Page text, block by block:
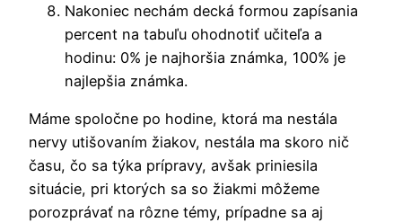
Nakoniec nechám decká formou zapísania
percent na tabuľu ohodnotiť učiteľa a
hodinu: 0% je najhoršia známka, 100% je
najlepšia známka.
Máme spoločne po hodine, ktorá ma nestála
nervy utišovaním žiakov, nestála ma skoro nič
času, čo sa týka prípravy, avšak priniesila
situácie, pri ktorých sa so žiakmi môžeme
porozprávať na rôzne témy, prípadne sa aj